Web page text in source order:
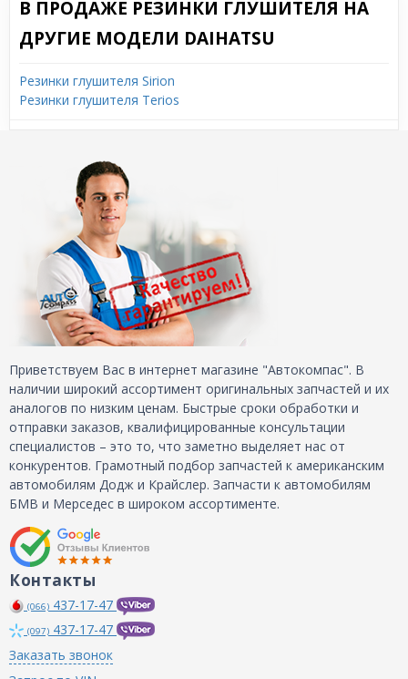
В ПРОДАЖЕ РЕЗИНКИ ГЛУШИТЕЛЯ НА
ДРУГИЕ МОДЕЛИ DAIHATSU
Резинки глушителя Sirion
Резинки глушителя Terios
Приветствуем Вас в интернет магазине "Автокомпас". В
наличии широкий ассортимент оригинальных запчастей и их
аналогов по низким ценам. Быстрые сроки обработки и
отправки заказов, квалифицированные консультации
специалистов – это то, что заметно выделяет нас от
конкурентов. Грамотный подбор запчастей к американским
автомобилям Додж и Крайслер. Запчасти к автомобилям
БМВ и Мерседес в широком ассортименте.
Контакты
(066) 437-17-47
(097) 437-17-47
Заказать звонок